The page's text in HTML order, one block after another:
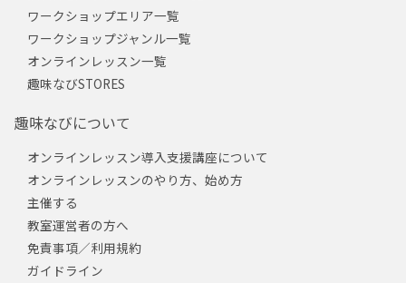
ワークショップエリア一覧
ワークショップジャンル一覧
オンラインレッスン一覧
趣味なびSTORES
趣味なびについて
オンラインレッスン導入支援講座について
オンラインレッスンのやり方、始め方
主催する
教室運営者の方へ
免責事項／利用規約
ガイドライン